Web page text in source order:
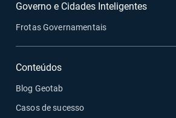
Governo e Cidades Inteligentes
Frotas Governamentais
Conteúdos
Blog Geotab
Casos de sucesso